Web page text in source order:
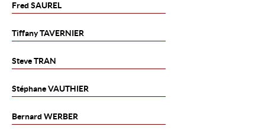
Fred SAUREL
TiffanyTAVERNIER
SteveTRAN
StéphaneVAUTHIER
Bernard WERBER